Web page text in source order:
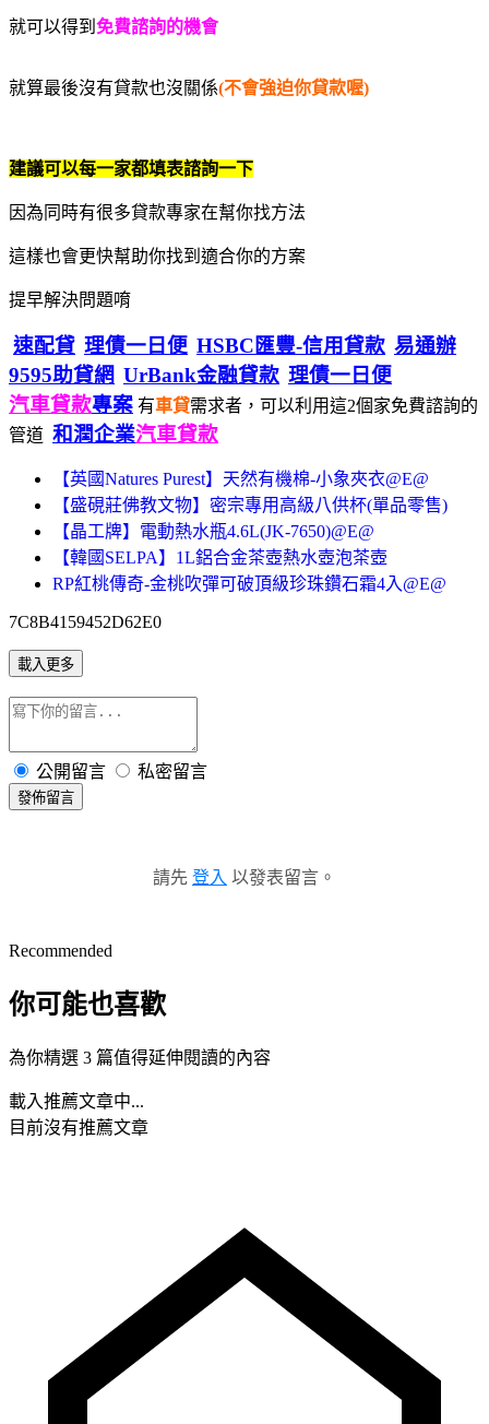
就可以得到 免費諮詢的機會
就算最後沒有貸款也沒關係(不會強迫你貸款喔)
建議可以每一家都填表諮詢一下
因為同時有很多貸款專家在幫你找方法
這樣也會更快幫助你找到適合你的方案
提早解決問題唷
速配貸 理債一日便 HSBC匯豐-信用貸款 易通辦
9595助貸網 UrBank金融貸款 理債一日便
汽車貸款專案 有車貸需求者，可以利用這2個家免費諮詢的
管道 和潤企業汽車貸款
【英國Natures Purest】天然有機棉-小象夾衣@E@
【盛硯莊佛教文物】密宗專用高級八供杯(單品零售)
【晶工牌】電動熱水瓶4.6L(JK-7650)@E@
【韓國SELPA】1L鋁合金茶壺熱水壺泡茶壺
RP紅桃傳奇-金桃吹彈可破頂級珍珠鑽石霜4入@E@
7C8B4159452D62E0
載入更多
公開留言 私密留言
發佈留言
請先 登入 以發表留言。
Recommended
你可能也喜歡
為你精選 3 篇值得延伸閱讀的內容
載入推薦文章中...
目前沒有推薦文章